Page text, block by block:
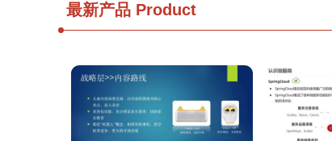
最新产品 Product